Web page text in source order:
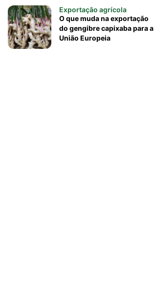
Exportação agrícola
O que muda na exportação
do gengibre capixaba para a
União Europeia